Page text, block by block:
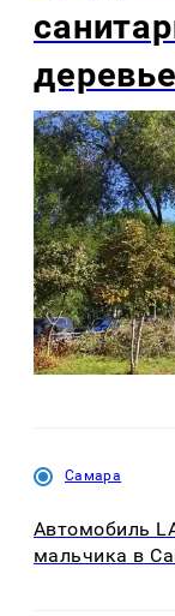
Самара
Автомобиль
мальчика в